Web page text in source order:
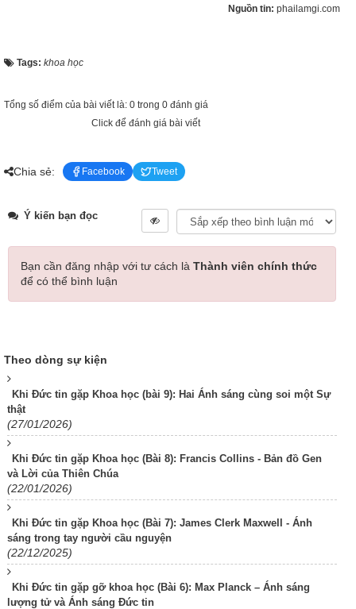
Nguồn tin: phailamgi.com
Tags: khoa học
Tổng số điểm của bài viết là: 0 trong 0 đánh giá
Click để đánh giá bài viết
Chia sẻ: Facebook Tweet
Ý kiến bạn đọc
Bạn cần đăng nhập với tư cách là Thành viên chính thức
để có thể bình luận
Theo dòng sự kiện
Khi Đức tin gặp Khoa học (bài 9): Hai Ánh sáng cùng soi một Sự
thật
(27/01/2026)
Khi Đức tin gặp Khoa học (Bài 8): Francis Collins - Bản đồ Gen
và Lời của Thiên Chúa
(22/01/2026)
Khi Đức tin gặp Khoa học (Bài 7): James Clerk Maxwell - Ánh
sáng trong tay người cầu nguyện
(22/12/2025)
Khi Đức tin gặp gỡ khoa học (Bài 6): Max Planck – Ánh sáng
lượng tử và Ánh sáng Đức tin